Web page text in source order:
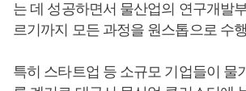
는 데 성공하면서 물산업의 연구개발
르기까지 모든 과정을 원스톱으로 수
특히 스타트업 등 소규모 기업들이 물